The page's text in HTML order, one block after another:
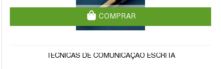
COMPRAR
TÉCNICAS DE COMUNICAÇÃO ESCRITA